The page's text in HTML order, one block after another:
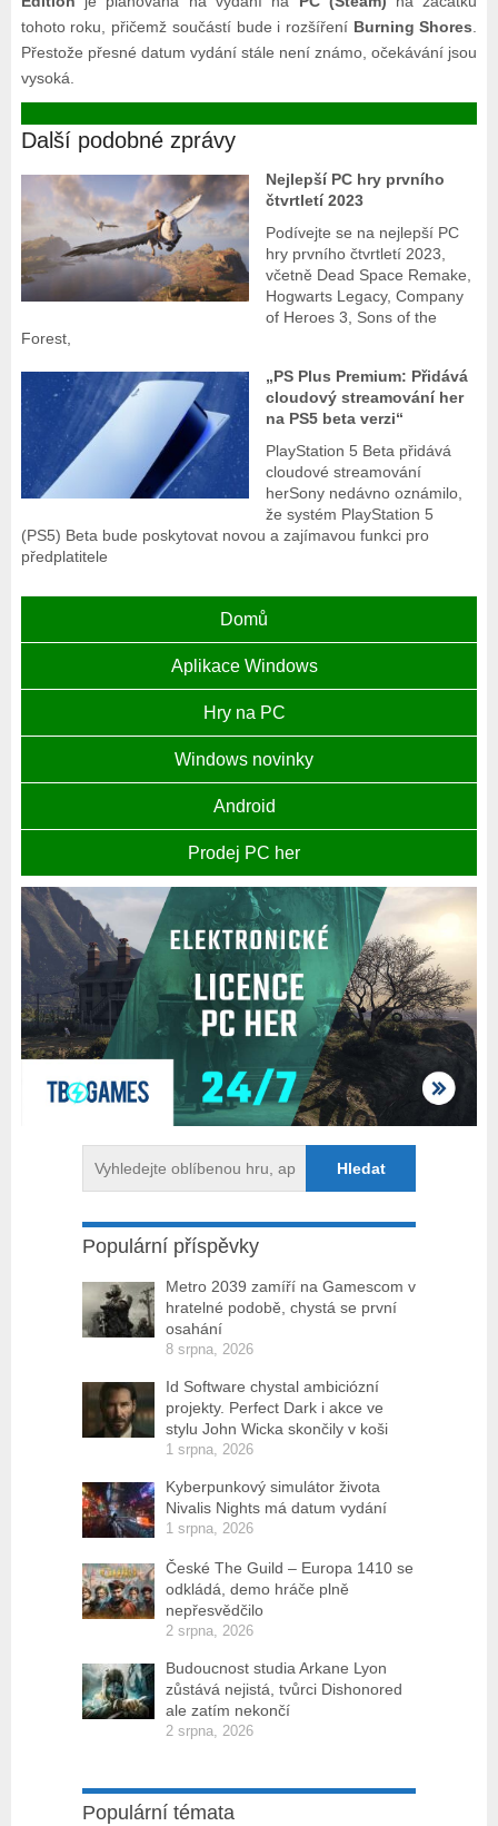
tohoto roku, přičemž součástí bude i rozšíření Burning Shores
Přestože přesné datum vydání stále není známo, očekávání jsou
vysoká.
Další podobné zprávy
Nejlepší PC hry prvního
čtvrtletí 2023
Podívejte se na nejlepší PC
hry prvního čtvrtletí 2023,
včetně Dead Space Remake,
Hogwarts Legacy, Company
of Heroes 3, Sons of the
Forest,
„PS Plus Premium: Přidává
cloudový streamování her
na PS5 beta verzi“
PlayStation 5 Beta přidává
cloudové streamování
herSony nedávno oznámilo,
že systém PlayStation 5
(PS5) Beta bude poskytovat novou a zajímavou funkci pro
předplatitele
Domů
Aplikace Windows
Hry na PC
Windows novinky
Android
Prodej PC her
Populární příspěvky
Metro 2039 zamíří na Gamescom v
hratelné podobě, chystá se první
osahání
8 srpna, 2026
Id Software chystal ambiciózní
projekty. Perfect Dark i akce ve
stylu John Wicka skončily v koši
1 srpna, 2026
Kyberpunkový simulátor života
Nivalis Nights má datum vydání
1 srpna, 2026
České The Guild – Europa 1410 se
odkládá, demo hráče plně
nepřesvědčilo
2 srpna, 2026
Budoucnost studia Arkane Lyon
zůstává nejistá, tvůrci Dishonored
ale zatím nekončí
2 srpna, 2026
Populární témata